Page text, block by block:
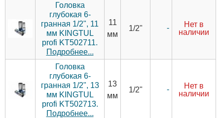
Головка
глубокая 6-
гранная 1/2", 11
мм KINGTUL
profi KT502711.
Подробнее...
11
мм
1/2" -
Нет в
наличии
Головка
глубокая 6-
гранная 1/2", 13
мм KINGTUL
profi KT502713.
Подробнее...
13
мм
1/2" -
Нет в
наличии